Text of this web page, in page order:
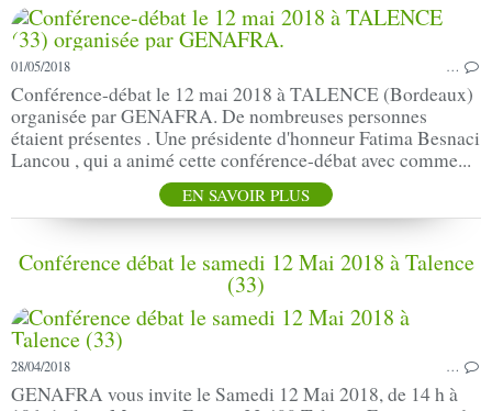
01/05/2018 …
Conférence-débat le 12 mai 2018 à TALENCE (Bordeaux)
organisée par GENAFRA. De nombreuses personnes
étaient présentes . Une présidente d'honneur Fatima Besnaci
Lancou , qui a animé cette conférence-débat avec comme...
EN SAVOIR PLUS
Conférence débat le samedi 12 Mai 2018 à Talence
(33)
28/04/2018 …
GENAFRA vous invite le Samedi 12 Mai 2018, de 14 h à